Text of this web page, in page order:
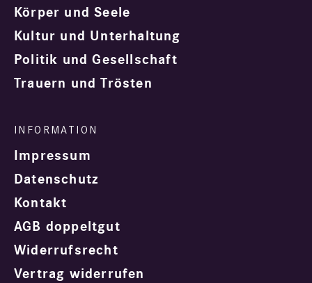
Körper und Seele
Kultur und Unterhaltung
Politik und Gesellschaft
Trauern und Trösten
Impressum
Datenschutz
Kontakt
AGB doppeltgut
Widerrufsrecht
Vertrag widerrufen